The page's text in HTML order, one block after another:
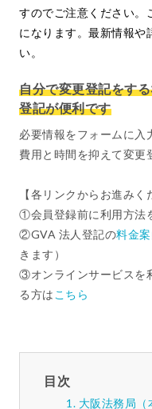
すのでご注意ください。
になります。最新情報や
い。
自分で変更登記をす
登記が便利です
必要情報をフォームに入
費用と時間を抑えて変更
【各リンクからお進みく
①会員登録前に利用方法
②GVA 法人登記の料金
きます）
③オンラインサービスを
る方は こちら
目次
大阪法務局